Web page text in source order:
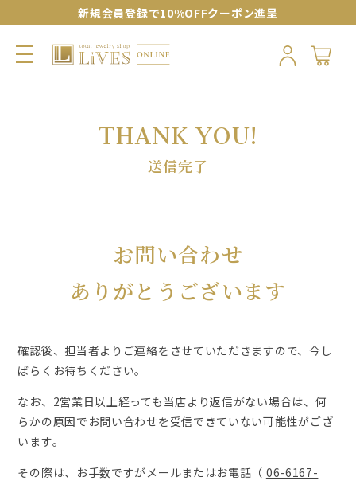
新規会員登録で10%OFFクーポン進呈
送信完了
お問い合わせ
ありがとうございます
確認後、担当者よりご連絡をさせていただきますので、 今し
ばらくお待ちください。
なお、2営業日以上経っても当店より返信がない場合は、 何
らかの原因でお問い合わせを受信できていない可能性がござ
います。
その際は、お手数ですがメールまたはお電話（ 06-6167-